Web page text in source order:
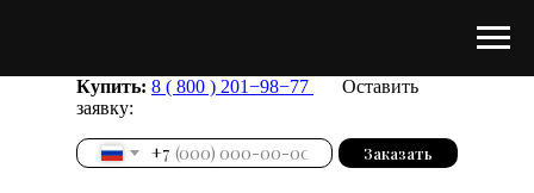
Купить: 8 ( 800 ) 201−98−77
Оставить
заявку:
+7 Заказать